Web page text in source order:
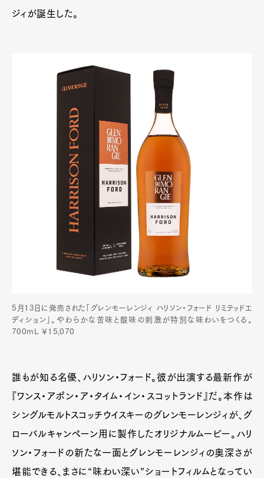
ジィが誕生した。
5月13日に発売された「グレンモーレンジィ ハリソン・フォード リミテッドエ
ディション」。やわらかな苦味と酸味の刺激が特別な味わいをつくる。
700mL ￥15,070
誰もが知る名優、ハリソン・フォード。彼が出演する最新作が
『ワンス・アポン・ア・タイム・イン・スコットランド』だ。本作は
シングルモルトスコッチウイスキーのグレンモーレンジィが、グ
ローバルキャンペーン用に製作したオリジナルムービー。ハリ
ソン・フォードの新たな一面とグレンモーレンジィの奥深さが
堪能できる、まさに“味わい深い”ショートフィルムとなってい